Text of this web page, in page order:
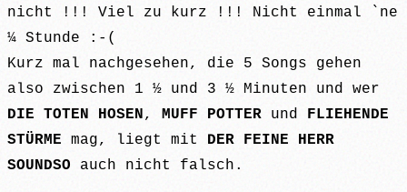
nicht !!! Viel zu kurz !!! Nicht einmal `ne
¼ Stunde :-(
Kurz mal nachgesehen, die 5 Songs gehen
also zwischen 1 ½ und 3 ½ Minuten und wer
DIE TOTEN HOSEN, MUFF POTTER und FLIEHENDE
STÜRME mag, liegt mit DER FEINE HERR
SOUNDSO auch nicht falsch.